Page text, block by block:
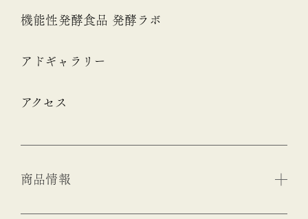
機能性発酵食品 発酵ラボ
アドギャラリー
アクセス
商品情報